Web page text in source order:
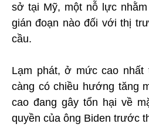
sở tại Mỹ, một nỗ lực
gián đoạn nào đối với thị
cầu.
Lạm phát, ở mức cao nhất
càng có chiều hướng tăng
cao đang gây tổn hại về
quyền của ông Biden trước